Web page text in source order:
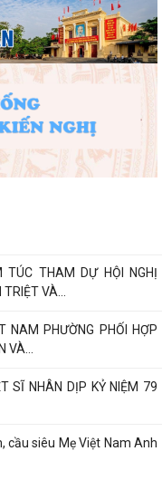
TRIỆT VÀ...
NAM PHƯỜNG PHỐI HỢP
VÀ...
SĨ NHÂN DỊP KỶ NIỆM 79
siêu Mẹ Việt Nam Anh
KẾT 6 THÁNG ĐẦU NĂM
CỦA...
tặng quà các gia đình
hiệu lực, hiệu quả hoạt
CHƯƠNG TRÌNH NÓI
NGÀY...